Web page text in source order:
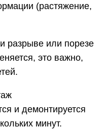
(растяжение,
разрыве или порезе
это важно,
и демонтируется
минут.